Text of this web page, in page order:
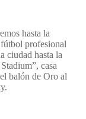
hasta la
profesional
ciudad hasta la
casa
balón de Oro al